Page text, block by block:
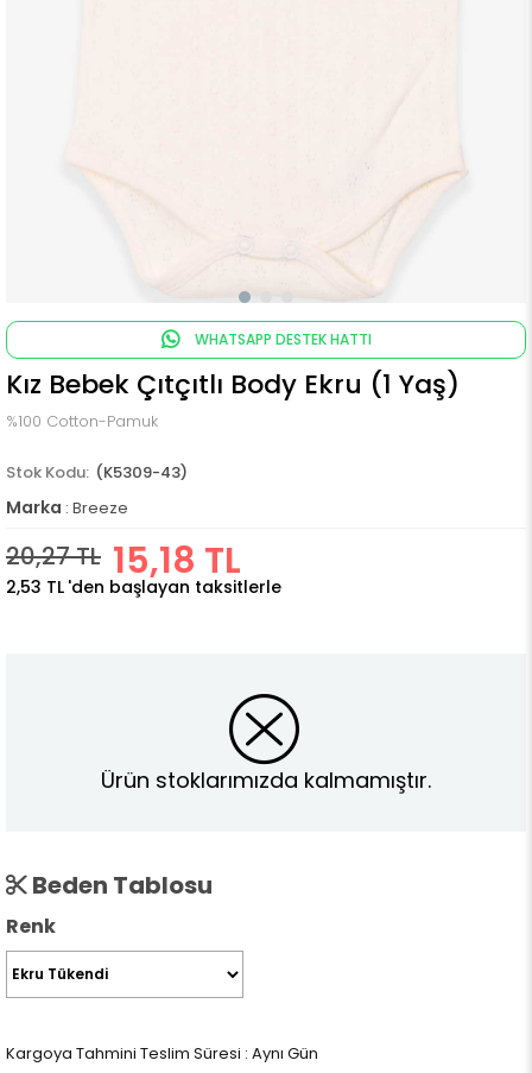
WHATSAPP DESTEK HATTI
Kız Bebek Çıtçıtlı Body Ekru (1 Yaş)
%100 Cotton-Pamuk
(K5309-43)
Marka : Breeze
20,27 TL 15,18 TL
2,53 TL 'den başlayan taksitlerle
Ürün stoklarımızda kalmamıştır.
Beden Tablosu
Renk
Kargoya Tahmini Teslim Süresi : Aynı Gün